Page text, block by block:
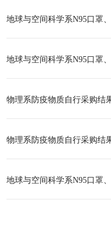
地球与空间科学系N95口罩
地球与空间科学系N95口罩
物理系防疫物质自行采购结
物理系防疫物质自行采购结
地球与空间科学系N95口罩